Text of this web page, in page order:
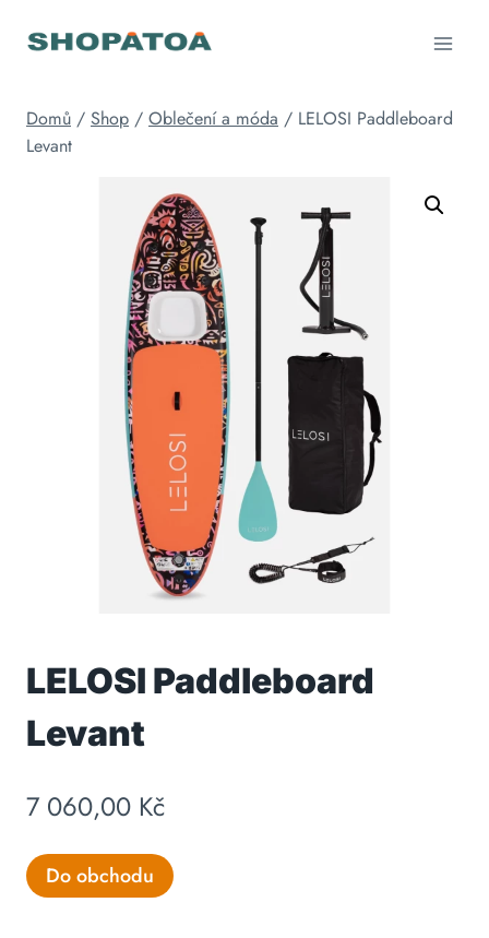
Domů / Shop / Oblečení a móda / LELOSI Paddleboard
Levant
LELOSI Paddleboard
Levant
7 060,00 Kč
Do obchodu